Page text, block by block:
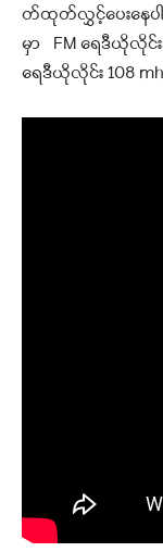
တ်ထုတ်လွှင့်ပေးနေ
မှာ FM ရေဒီယိုလိုင်း
ရေဒီယိုလိုင်း 108